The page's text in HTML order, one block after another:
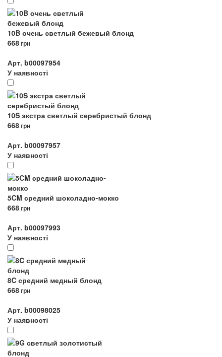
10B очень светлый бежевый блонд
668грн
Арт. b00097954
У наявності
10S экстра светлый серебристый блонд
668грн
Арт. b00097957
У наявності
5CM средний шоколадно-мокко
668грн
Арт. b00097993
У наявності
8C средний медный блонд
668грн
Арт. b00098025
У наявності